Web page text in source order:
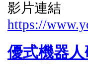
影片連結
https://
優式機器